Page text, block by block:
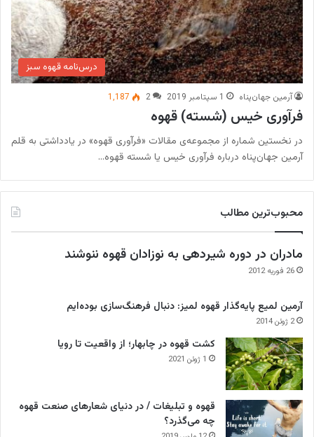
درس‌نامه قهوه سبز
آرمین جهان‌پناه 1 سپتامبر 2019 2
1,187
فرآوری خیس (شسته) قهوه
در نخستین شماره از مجموعه‌ی مقالات «فرآوری قهوه» در یادداشتی به قلم
آرمین جهان‌پناه درباره فرآوری خیس یا شسته قهوه…
محبوب‌ترین مطالب
مادران در دوره شیردهی به نوزادان قهوه ننوشند
26 فوریه 2012
آرمین لمیع پایه‌گذار قهوه لمیز: دنبال فرهنگ‌سازی بوده‌ایم
2 ژوئن 2014
کشت قهوه در چابهار؛ از واقعیت تا رویا
1 ژوئن 2021
قهوه و تبلیغات / در دنیای شعارهای صنعت قهوه
چه می‌گذرد؟